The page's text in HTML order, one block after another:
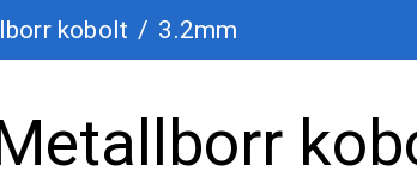
kobolt / 3.2mm